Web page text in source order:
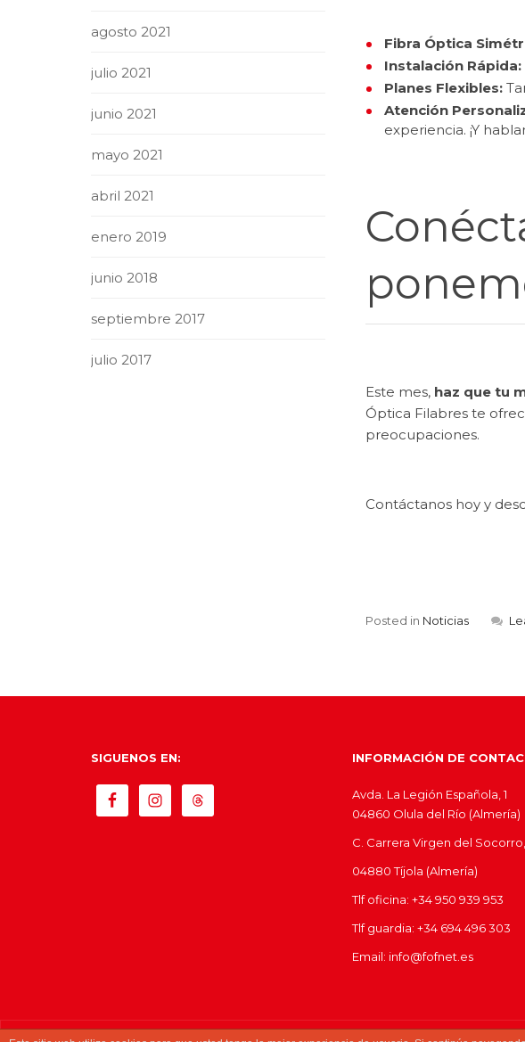
Fibra Óptica
Instalación Rápida:
Planes Flexibles:
Atención
experiencia. ¡Y
Este mes, haz que tu
Óptica Filabres te
preocupaciones.
Contáctanos hoy y
Posted in Noticias
agosto 2021
julio 2021
junio 2021
mayo 2021
abril 2021
enero 2019
junio 2018
septiembre 2017
julio 2017
SIGUENOS EN: INFORMACIÓN DE
Avda. La Legión Española, 1
04860 Olula del Río (Almería)
C. Carrera Virgen del
04880 Tíjola (Almería)
Tlf oficina: +34 950 939 953
Tlf guardia: +34 694 496 303
Email: info@fofnet.es